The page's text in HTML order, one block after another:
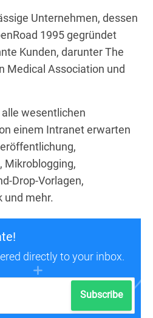
Unternehmen, dessen
1995 gegründet
Kunden, darunter The
Medical Association und
wesentlichen
einem Intranet erwarten
Mikroblogging,
Drop-Vorlagen,
und mehr.
directly to your inbox.
Subscribe